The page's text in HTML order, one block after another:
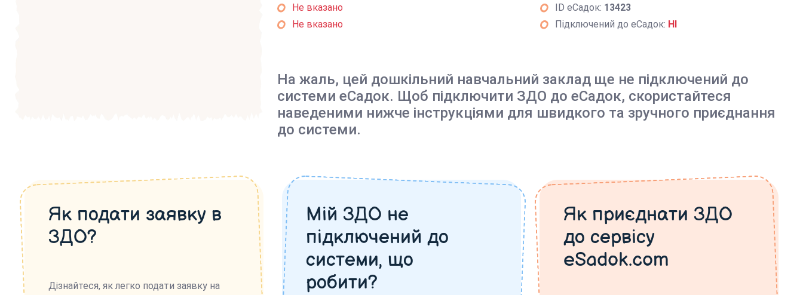
Не вказано
Не вказано
ID еСадок: 13423
Підключений до еСадок: НІ
На жаль, цей дошкільний навчальний заклад ще не підключений до
системи еСадок. Щоб підключити ЗДО до еСадок, скористайтеся
наведеними нижче інструкціями для швидкого та зручного приєднання
до системи.
Як подати заявку в
ЗДО?
Дізнайтеся, як легко подати заявку на
Мій ЗДО не
підключений до
системи, що
робити?
Як приєднати ЗДО
до сервісу
eSadok.com